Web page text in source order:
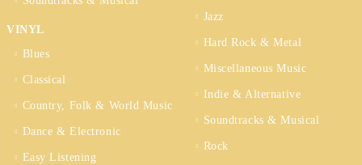
VINYL
Blues
Classical
Country, Folk & World Music
Dance & Electronic
Easy Listening
Jazz
Hard Rock & Metal
Miscellaneous Music
Indie & Alternative
Soundtracks & Musical
Rock